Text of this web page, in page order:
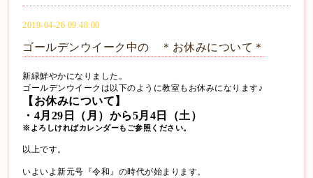
2019-04-26 09:48:00
ゴールデンウイーク中の ＊お休みについて＊
新緑鮮やかになりました。
ゴールデンウイークは以下のように教室もお休みになります♪
【お休みについて】
・4月29日（月）から5月4日（土）
※よろしければカレンダーもご参照ください。
以上です。
いよいよ新元号『令和』の時代が始まります。